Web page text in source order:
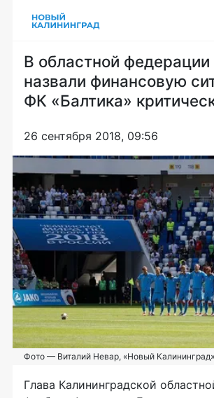
В областной федерации
назвали финансовую
ФК «Балтика»
26 сентября 2018, 09:56
Фото — Виталий Невар, «Новый Калининград»
Глава Калининградской